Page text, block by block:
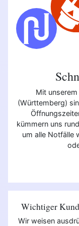
Mit
(Württemberg)
kümmern uns
um alle Notfälle
Wichtiger
Wir weisen